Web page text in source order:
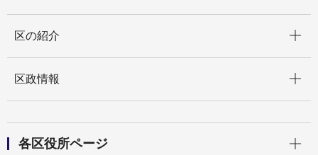
区の紹介
区政情報
各区役所ページ